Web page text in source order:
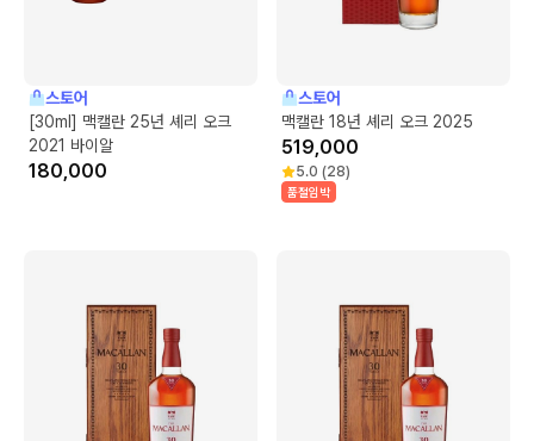
스토어
[30ml] 맥캘란 25년 셰리 오크
2021 바이알
180,000
스토어
맥캘란 18년 셰리 오크 2025
519,000
5.0 (28)
품절임박